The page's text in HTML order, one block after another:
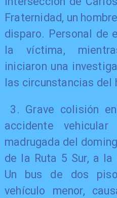
Fraternidad, un
disparo. Personal de
la víctima,
iniciaron una
las circunstancias del
3. Grave colisión
accidente
madrugada del
de la Ruta 5 Sur, a
Un bus de dos
vehículo menor,